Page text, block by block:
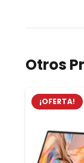
Otros
¡OFERTA!